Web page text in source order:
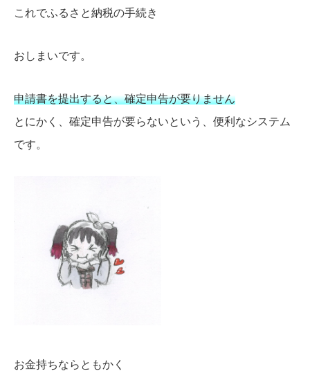
これでふるさと納税の手続き
おしまいです。
申請書を提出すると、確定申告が要りません
とにかく、確定申告が要らないという、便利なシステム
です。
お金持ちならともかく